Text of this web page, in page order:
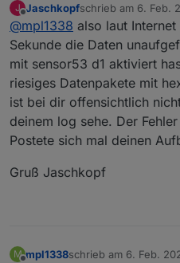
19:57:34 RSL:
19:57:35 RSL:
19:57:36 RSL:
19:57:37 RSL:
19:57:37 RSL:
19:57:37 RSL:
19:57:38 RSL:
19:57:39 RSL:
19:57:40 RSL:
19:57:42 RSL:
bekomme zwar
Zähler(MT691) ist
20:01:37 CMD:
J
Offline
Jaschkopfschrieb am 6. Feb.
zuletzt editiert von
@mpl1338 also laut
Sekunde die Daten
mit sensor53 d1 aktiviert
riesiges Datenpakete mit
ist bei dir offensichtlich
deinem log sehe. Der
Postete sich mal deinen
Gruß Jaschkopf
M mpl1338schrieb am 6. Feb.